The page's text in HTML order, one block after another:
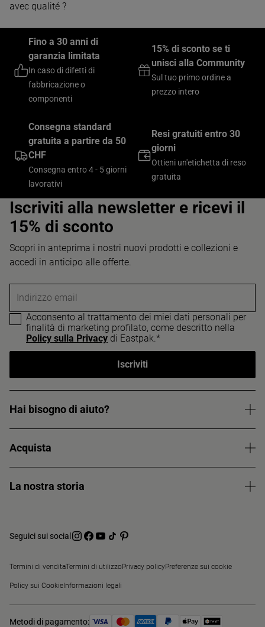
avec qualité ?
Fino a 30 anni di
garanzia limitata
In caso di difetti di
fabbricazione o
componenti
15% di sconto se ti
unisci alla Community
Sul tuo primo ordine a
prezzo intero
Consegna standard
gratuita a partire da 50
CHF
Consegna entro 4 - 5 giorni
lavorativi
Resi gratuiti entro 30
giorni
Ottieni un'etichetta di reso
gratuita
Iscriviti alla newsletter e ricevi il
15% di sconto
Scopri in anteprima i nostri nuovi prodotti e collezioni e
accedi in anticipo alle offerte.
Indirizzo email
Acconsento al trattamento dei miei dati personali per
finalità di marketing profilato, come descritto nella
Policy sulla Privacy di Eastpak.*
Iscriviti
Hai bisogno di aiuto?
Acquista
La nostra storia
Seguici sui social
Termini di venditaTermini di utilizzoPrivacy policyPreferenze sui cookie
Policy sui Cookie Informazioni legali
Metodi di pagamento: